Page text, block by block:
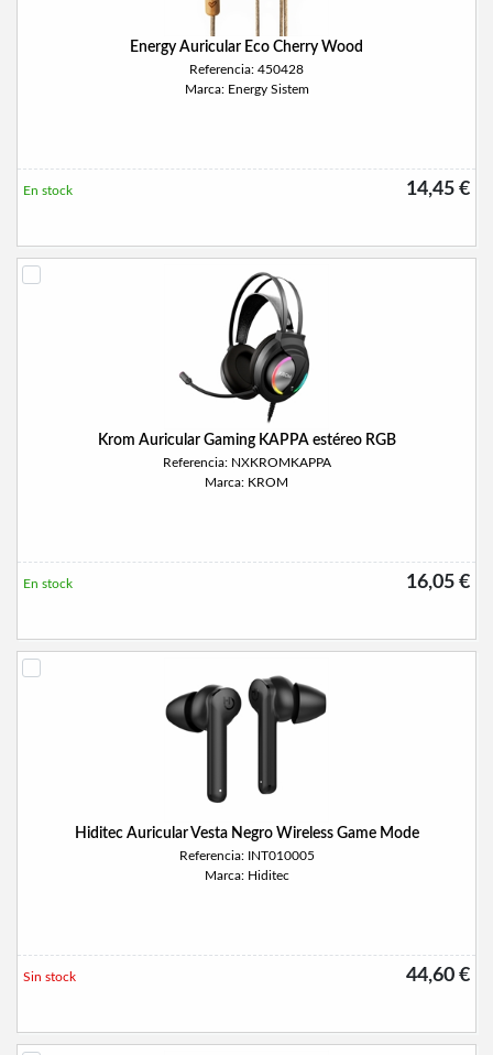
Energy Auricular Eco Cherry Wood
Referencia: 450428
Marca: Energy Sistem
14,45 €
En stock
Krom Auricular Gaming KAPPA estéreo RGB
Referencia: NXKROMKAPPA
Marca: KROM
16,05 €
En stock
Hiditec Auricular Vesta Negro Wireless Game Mode
Referencia: INT010005
Marca: Hiditec
44,60 €
Sin stock